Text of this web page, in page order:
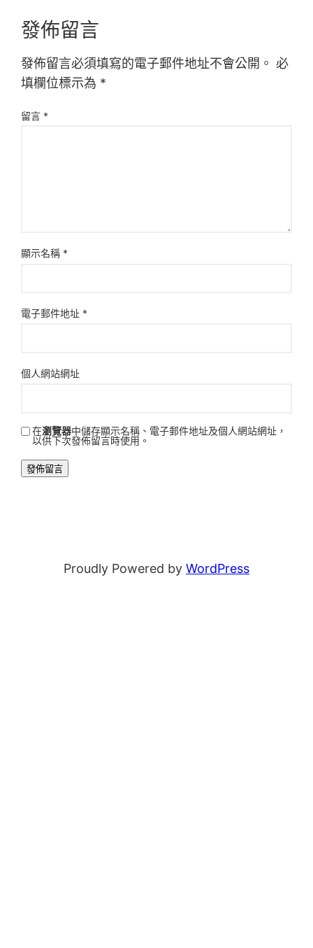
發佈留言
發佈留言必須填寫的電子郵件地址不會公開。 必
填欄位標示為 *
留言 *
顯示名稱 *
電子郵件地址 *
個人網站網址
在瀏覽器中儲存顯示名稱、電子郵件地址及個人網站網址，
以供下次發佈留言時使用。
Proudly Powered by WordPress